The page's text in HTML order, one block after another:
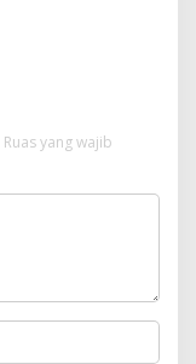
Ruas yang wajib